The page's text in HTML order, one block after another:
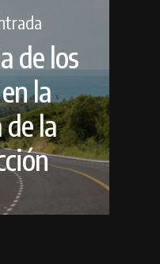
de los
la
la